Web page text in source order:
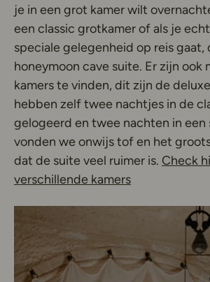
je in een grot kamer wilt
een classic grotkamer of als je
speciale gelegenheid op reis
honeymoon cave suite. Er zijn ook
kamers te vinden, dit zijn de
hebben zelf twee nachtjes in de
gelogeerd en twee nachten in een
vonden we onwijs tof en het
dat de suite veel ruimer is. Check
verschillende kamersDeze link